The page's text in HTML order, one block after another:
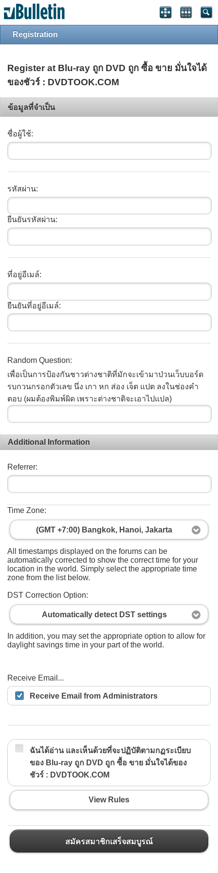
Registration
Register at Blu-ray ถูก DVD ถูก ซื้อ ขาย มั่นใจได้
ของชัวร์ : DVDTOOK.COM
ข้อมูลที่จำเป็น
ชื่อผู้ใช้:
รหัสผ่าน:
ยืนยันรหัสผ่าน:
ที่อยู่อีเมล์:
ยืนยันที่อยู่อีเมล์:
Random Question:
เพื่อเป็นการป้องกันชาวต่างชาติที่มักจะเข้ามาป่วนเว็บบอร์ด
รบกวนกรอกตัวเลข นึ่ง เกา หก ส่อง เจ็ต แปต ลงในช่องคำ
ตอบ (ผมต้องพิมพ์ผิด เพราะต่างชาติจะเอาไปแปล)
Additional Information
Referrer:
Time Zone:
(GMT +7:00) Bangkok, Hanoi, Jakarta
All timestamps displayed on the forums can be
automatically corrected to show the correct time for your
location in the world. Simply select the appropriate time
zone from the list below.
DST Correction Option:
Automatically detect DST settings
In addition, you may set the appropriate option to allow for
daylight savings time in your part of the world.
Receive Email...
Receive Email from Administrators
ฉันได้อ่าน และเห็นด้วยที่จะปฏิบัติตามกฏระเบียบ
ของ Blu-ray ถูก DVD ถูก ซื้อ ขาย มั่นใจได้ของ
ชัวร์ : DVDTOOK.COM
View Rules
สมัครสมาชิกเสร็จสมบูรณ์